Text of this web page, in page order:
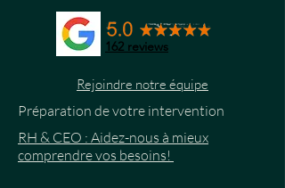
162 reviews
Rejoindre notre équipe
Préparation de votre intervention
RH & CEO : Aidez-nous à mieux
comprendre vos besoins!